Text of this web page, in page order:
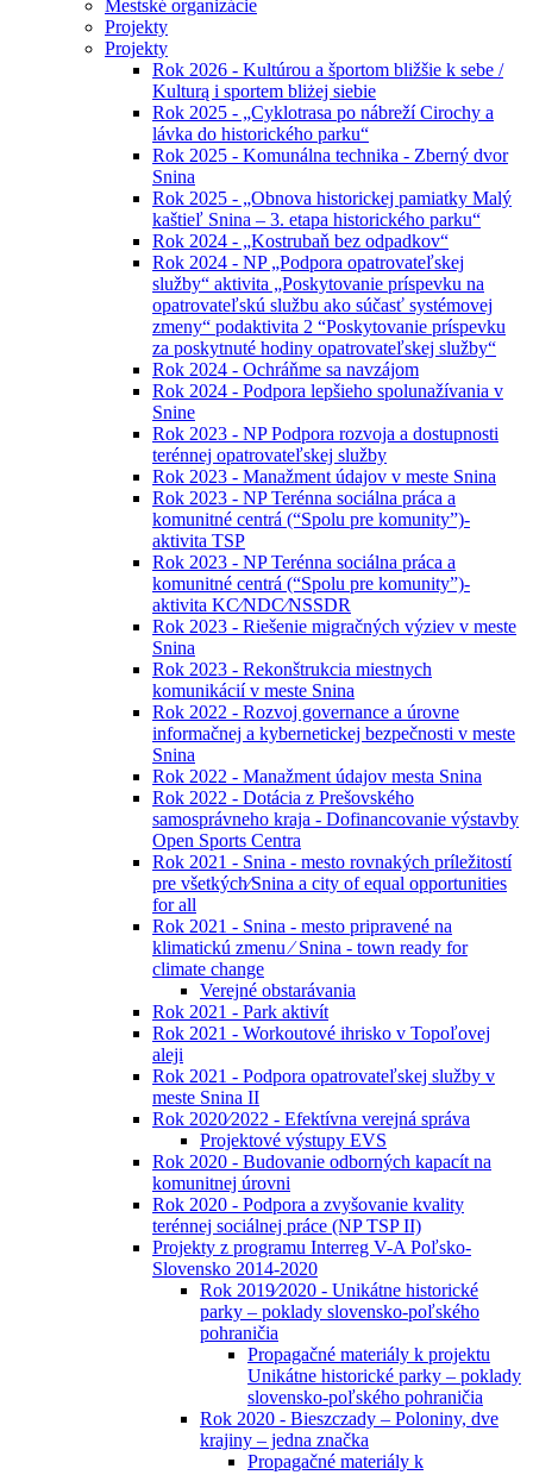
Mestské organizácie
Projekty
Projekty
Rok 2026 - Kultúrou a športom bližšie k sebe /
Kulturą i sportem bliżej siebie
Rok 2025 - „Cyklotrasa po nábreží Cirochy a
lávka do historického parku“
Rok 2025 - Komunálna technika - Zberný dvor
Snina
Rok 2025 - „Obnova historickej pamiatky Malý
kaštieľ Snina – 3. etapa historického parku“
Rok 2024 - „Kostrubaň bez odpadkov“
Rok 2024 - NP „Podpora opatrovateľskej
služby“ aktivita „Poskytovanie príspevku na
opatrovateľskú službu ako súčasť systémovej
zmeny“ podaktivita 2 “Poskytovanie príspevku
za poskytnuté hodiny opatrovateľskej služby“
Rok 2024 - Ochráňme sa navzájom
Rok 2024 - Podpora lepšieho spolunažívania v
Snine
Rok 2023 - NP Podpora rozvoja a dostupnosti
terénnej opatrovateľskej služby
Rok 2023 - Manažment údajov v meste Snina
Rok 2023 - NP Terénna sociálna práca a
komunitné centrá (“Spolu pre komunity”)-
aktivita TSP
Rok 2023 - NP Terénna sociálna práca a
komunitné centrá (“Spolu pre komunity”)-
aktivita KC⁄NDC⁄NSSDR
Rok 2023 - Riešenie migračných výziev v meste
Snina
Rok 2023 - Rekonštrukcia miestnych
komunikácií v meste Snina
Rok 2022 - Rozvoj governance a úrovne
informačnej a kybernetickej bezpečnosti v meste
Snina
Rok 2022 - Manažment údajov mesta Snina
Rok 2022 - Dotácia z Prešovského
samosprávneho kraja - Dofinancovanie výstavby
Open Sports Centra
Rok 2021 - Snina - mesto rovnakých príležitostí
pre všetkých⁄Snina a city of equal opportunities
for all
Rok 2021 - Snina - mesto pripravené na
klimatickú zmenu ⁄ Snina - town ready for
climate change
Verejné obstarávania
Rok 2021 - Park aktivít
Rok 2021 - Workoutové ihrisko v Topoľovej
aleji
Rok 2021 - Podpora opatrovateľskej služby v
meste Snina II
Rok 2020⁄2022 - Efektívna verejná správa
Projektové výstupy EVS
Rok 2020 - Budovanie odborných kapacít na
komunitnej úrovni
Rok 2020 - Podpora a zvyšovanie kvality
terénnej sociálnej práce (NP TSP II)
Projekty z programu Interreg V-A Poľsko-
Slovensko 2014-2020
Rok 2019⁄2020 - Unikátne historické
parky – poklady slovensko-poľského
pohraničia
Propagačné materiály k projektu
Unikátne historické parky – poklady
slovensko-poľského pohraničia
Rok 2020 - Bieszczady – Poloniny, dve
krajiny – jedna značka
Propagačné materiály k